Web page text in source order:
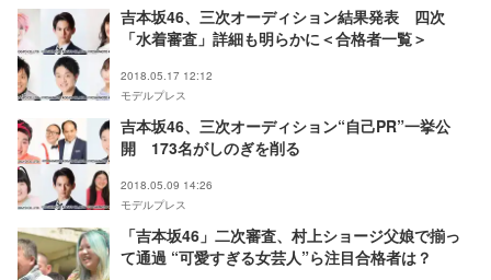
吉本坂46、三次オーディション結果発表 四次
「水着審査」詳細も明らかに＜合格者一覧＞
2018.05.17 12:12
モデルプレス
吉本坂46、三次オーディション“自己PR”一挙公
開 173名がしのぎを削る
2018.05.09 14:26
モデルプレス
「吉本坂46」二次審査、村上ショージ父娘で揃っ
て通過 “可愛すぎる女芸人”ら注目合格者は？